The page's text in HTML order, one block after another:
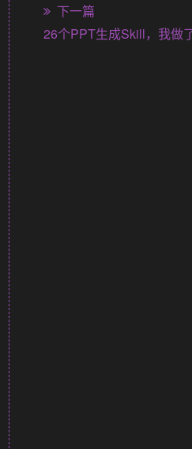
下一篇
26个PPT生成Skill，我做